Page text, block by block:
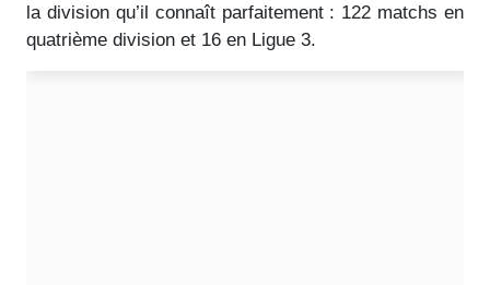
la division qu’il connaît parfaitement : 122 matchs en
quatrième division et 16 en Ligue 3.